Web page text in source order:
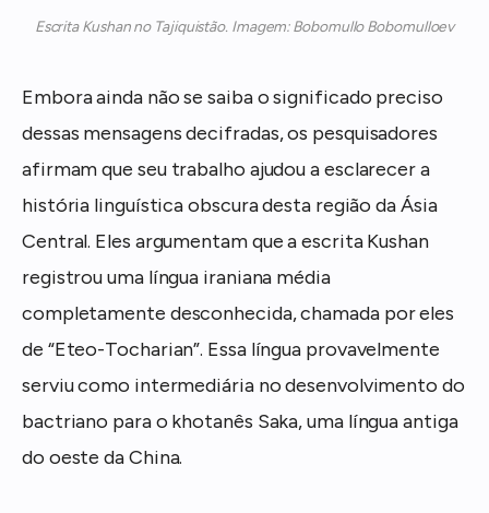
Escrita Kushan no Tajiquistão. Imagem: Bobomullo Bobomulloev
Embora ainda não se saiba o significado preciso
dessas mensagens decifradas, os pesquisadores
afirmam que seu trabalho ajudou a esclarecer a
história linguística obscura desta região da Ásia
Central. Eles argumentam que a escrita Kushan
registrou uma língua iraniana média
completamente desconhecida, chamada por eles
de “Eteo-Tocharian”. Essa língua provavelmente
serviu como intermediária no desenvolvimento do
bactriano para o khotanês Saka, uma língua antiga
do oeste da China.